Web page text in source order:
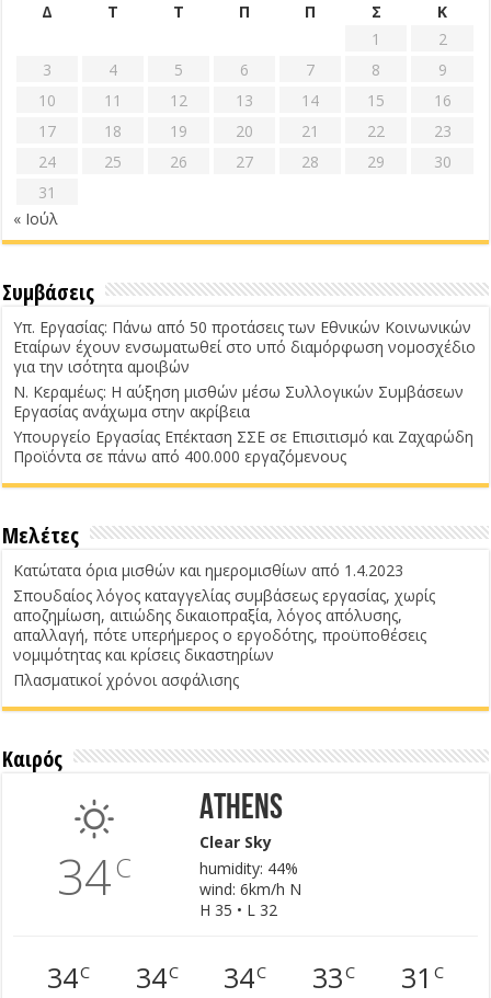
Δ
Τ Τ Π Π Σ
Κ
1
2
3
4 5 6 7 8
9
10
11 12 13 14 15
16
17
18 19 20 21 22
23
24
25 26 27 28 29
30
31
« Ιούλ
Συμβάσεις
Υπ. Εργασίας: Πάνω από 50 προτάσεις των Εθνικών Κοινωνικών
Εταίρων έχουν ενσωματωθεί στο υπό διαμόρφωση νομοσχέδιο
για την ισότητα αμοιβών
Ν. Κεραμέως: Η αύξηση μισθών μέσω Συλλογικών Συμβάσεων
Εργασίας ανάχωμα στην ακρίβεια
Υπουργείο Εργασίας Επέκταση ΣΣΕ σε Επισιτισμό και Ζαχαρώδη
Προϊόντα σε πάνω από 400.000 εργαζόμενους
Μελέτες
Κατώτατα όρια μισθών και ημερομισθίων από 1.4.2023
Σπουδαίος λόγος καταγγελίας συμβάσεως εργασίας, χωρίς
αποζημίωση, αιτιώδης δικαιοπραξία, λόγος απόλυσης,
απαλλαγή, πότε υπερήμερος ο εργοδότης, προϋποθέσεις
νομιμότητας και κρίσεις δικαστηρίων
Πλασματικοί χρόνοι ασφάλισης
Καιρός
34C
Athens
Clear Sky
humidity: 44%
wind: 6km/h N
H 35 • L 32
34C 34C 34C 33C 31 C